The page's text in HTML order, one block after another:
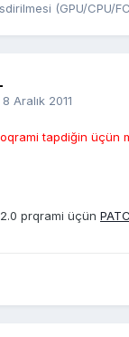
(GPU/CPU/
8 Aralık 2011
tapdiğin üçün
prqrami üçün